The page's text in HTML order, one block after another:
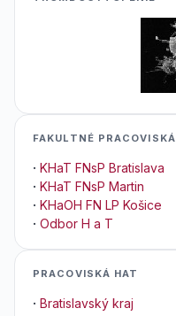
FAKULTNÉ PRACOVISKÁ
· KHaT FNsP Bratislava
· KHaT FNsP Martin
· KHaOH FN LP Košice
· Odbor H a T
PRACOVISKÁ HAT
· Bratislavský kraj